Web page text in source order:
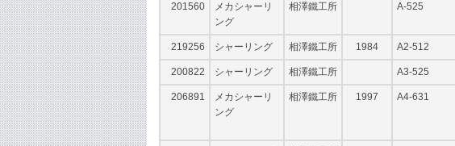
201560
メカシャーリ
ング
相澤鐵工所 A-525
219256 シャーリング 相澤鐵工所 1984 A2-512
200822 シャーリング 相澤鐵工所 A3-525
206891
メカシャーリ
ング
相澤鐵工所 1997 A4-631